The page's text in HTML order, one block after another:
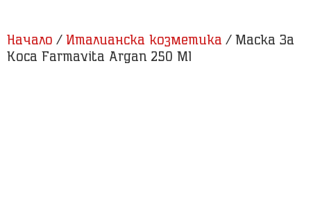
Начало / Италианска козметика / Маска За
Коса Farmavita Argan 250 Ml